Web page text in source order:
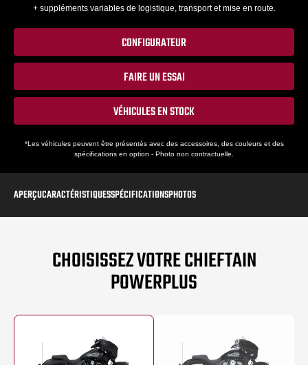
+ suppléments variables de logistique, transport et mise en route.
CONFIGURATEUR
FAIRE UN ESSAI
VÉHICULES EN STOCK
*Les véhicules peuvent être présentés avec des accessoires, des couleurs et des
spécifications en option - Photo non contractuelle.
APERÇUCARACTÉRISTIQUESSPÉCIFICATIONSPHOTOS
CHOISISSEZ VOTRE CHIEFTAIN
POWERPLUS